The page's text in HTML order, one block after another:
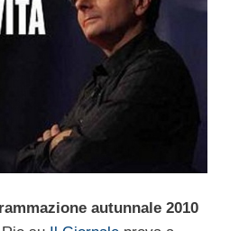
autunnale 2010